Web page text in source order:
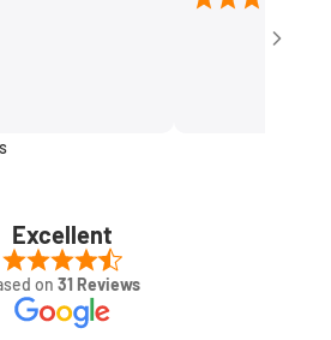
Excellent
on 31 Reviews